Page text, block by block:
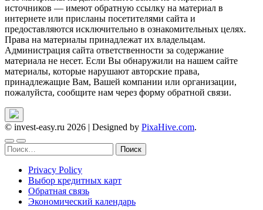
источников — имеют обратную ссылку на материал в
интернете или присланы посетителями сайта и
предоставляются исключительно в ознакомительных целях.
Права на материалы принадлежат их владельцам.
Администрация сайта ответственности за содержание
материала не несет. Если Вы обнаружили на нашем сайте
материалы, которые нарушают авторские права,
принадлежащие Вам, Вашей компании или организации,
пожалуйста, сообщите нам через форму обратной связи.
© invest-easy.ru 2026 | Designed by PixaHive.com.
Найти:
Privacy Policy
Выбор кредитных карт
Обратная связь
Экономический календарь